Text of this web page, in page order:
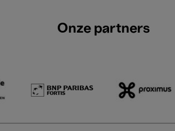
Onze partners